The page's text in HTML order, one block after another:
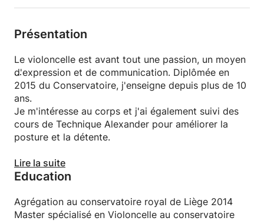
Présentation
Le violoncelle est avant tout une passion, un moyen
d'expression et de communication. Diplômée en
2015 du Conservatoire, j'enseigne depuis plus de 10
ans.
Je m'intéresse au corps et j'ai également suivi des
cours de Technique Alexander pour améliorer la
posture et la détente.
J'axe mon enseignement sur un bien-être avec le
violoncelle, le développement de ta personnalité
violoncelle solide afin de pouvoir t'exprimer et jouer
les musiques qui te plaise.
Lire la suite
Education
Agrégation au conservatoire royal de Liège 2014
Master spécialisé en Violoncelle au conservatoire